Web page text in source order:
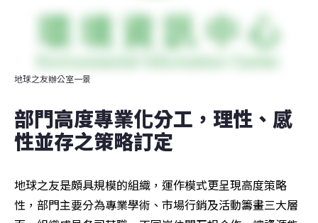
地球之友辦公室一景
部門高度專業化分工，理性、感
性並存之策略訂定
地球之友是頗具規模的組織，運作模式更呈現高度策略
性，部門主要分為專業學術、市場行銷及活動籌畫三大層